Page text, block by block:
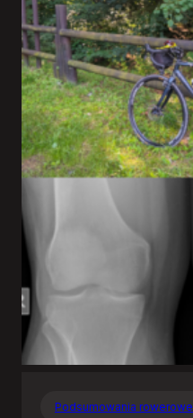
Podsumowania rowerowe